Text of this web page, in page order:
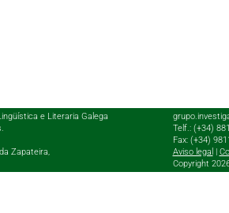
e Literaria Galega
Zapateira,
Telf.: (+34)
Fax: (+34)
Aviso legal
Copyright